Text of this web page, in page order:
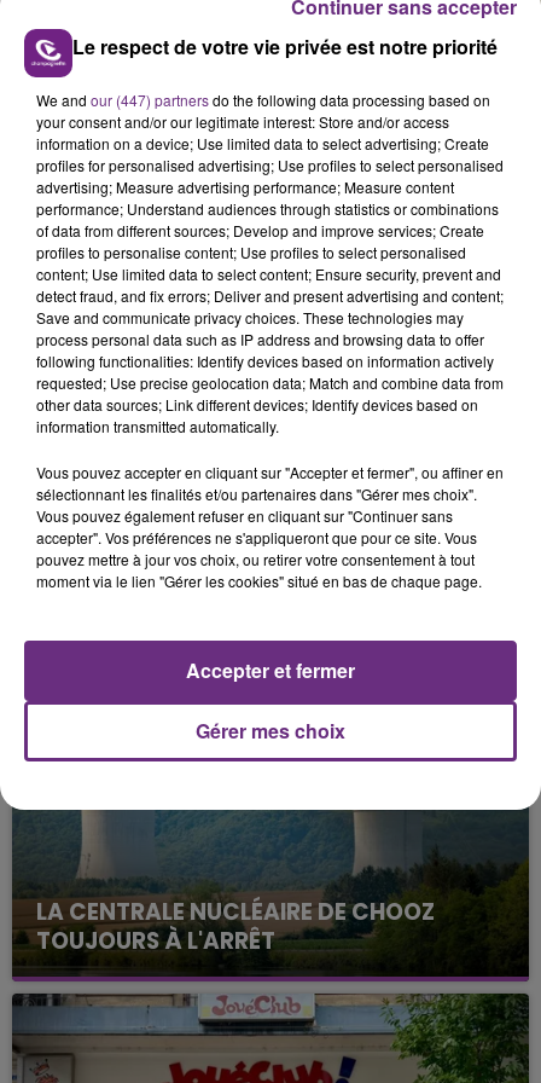
Le lancement des travaux est programmé pour
décembre prochain.
Reims Revea Vacances proposera, dès le début de
son exploitation prévue pour le 1er juillet 2020, 72
hébergements.
Les 28 logements restant seront réalisés en 2021.
L’objectif est de d’obtenir un taux d’occupation de 45
à 50%.
Ce qui représenterait entre 60 000 et 65 000 nuitées
sur une saison d’ouverture minimale d’avril à octobre
(avec une ouverture supplémentaire possible suivant
les demandes ou en lien avec des évènements
spécifiques).
FIL D'ACTUS
LA CENTRALE NUCLÉAIRE DE CHOOZ
TOUJOURS À L'ARRÊT
Cela fait déjà une semaine que la centrale
nucléaire ardennaise est à l'arrêt. Une situation
justifiée par la sécheresse intense qui est toujours
présente.
Le respect de votre vie privée est notre priorité
We and our (447) partnersdo the following data processing based on
your consent and/or our legitimate interest: Store and/or access
information on a device; Use limited data to select advertising; Create
profiles for personalised advertising; Use profiles to select personalised
advertising; Measure advertising performance; Measure content
performance; Understand audiences through statistics or combinations
of data from different sources; Develop and improve services; Create
profiles to personalise content; Use profiles to select personalised
content; Use limited data to select content; Ensure security, prevent and
detect fraud, and fix errors; Deliver and present advertising and content;
Save and communicate privacy choices. These technologies may
process personal data such as IP address and browsing data to offer
following functionalities: Identify devices based on information actively
requested; Use precise geolocation data; Match and combine data from
other data sources; Link different devices; Identify devices based on
information transmitted automatically.
Vous pouvez accepter en cliquant sur "Accepter et fermer", ou affiner en
sélectionnant les finalités et/ou partenaires dans "Gérer mes choix".
Vous pouvez également refuser en cliquant sur "Continuer sans
accepter". Vos préférences ne s'appliqueront que pour ce site. Vous
pouvez mettre à jour vos choix, ou retirer votre consentement à tout
moment via le lien "Gérer les cookies" situé en bas de chaque page.
Gérer mes choix
Accepter et fermer
Continuer sans accepter